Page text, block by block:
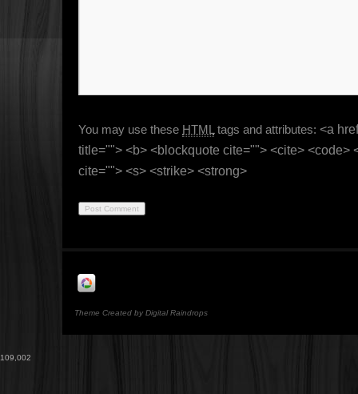
You may use these HTML tags and attributes: <a
title=""> <b> <blockquote cite=""> <cite> <code>
cite=""> <s> <strike> <strong>
Theme Created by Digital Raindrops
109,002